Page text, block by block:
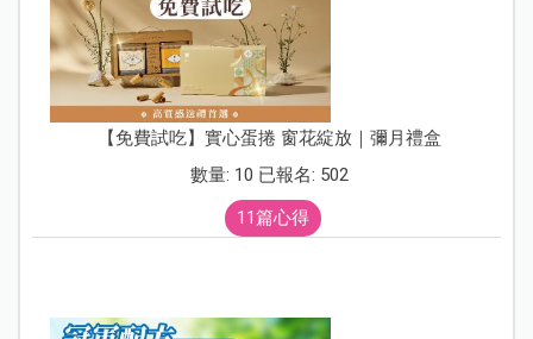
【免費試吃】實心蛋捲 窗花綻放｜彌月禮盒
數量: 10 已報名: 502
11篇心得